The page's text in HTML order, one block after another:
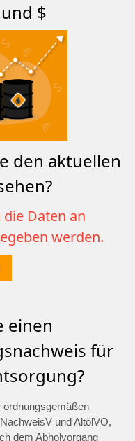
$
den aktuellen
Daten an
werden.
einen
für
und AltölVO,
dem Abholvorgang